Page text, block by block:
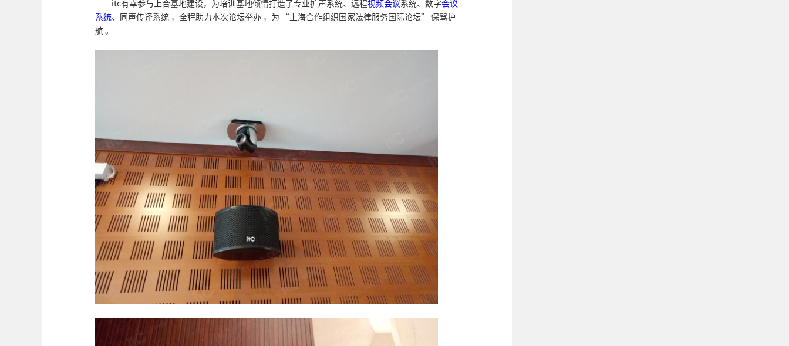
itc有幸参与上合基地建设，为培训基地倾情打造了专业扩声系统、远程视频会议系统、数字会议
系统、同声传译系统 ，全程助力本次论坛举办 ，为 “上海合作组织国家法律服务国际论坛” 保驾护
航 。